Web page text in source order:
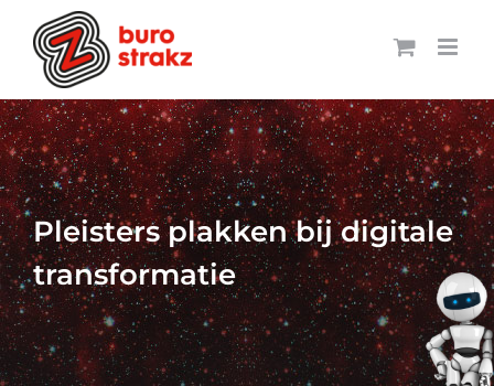
naar
inhoud
Pleisters plakken bij digitale
transformatie